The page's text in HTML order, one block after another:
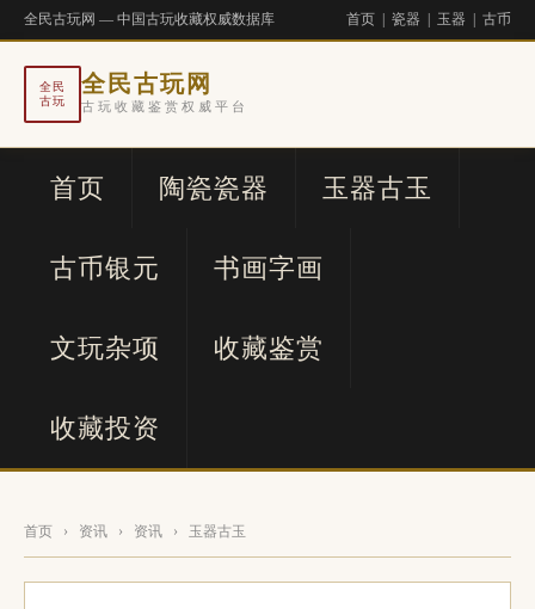
全民古玩网 — 中国古玩收藏权威数据库 首页 瓷器 玉器 古币
全民
古玩
全民古玩网
古玩收藏鉴赏权威平台
首页 陶瓷瓷器 玉器古玉
古币银元 书画字画
文玩杂项 收藏鉴赏
收藏投资
首页 › 资讯 › 资讯 › 玉器古玉